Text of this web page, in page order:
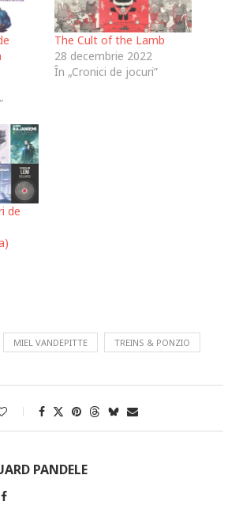
The Cult of the Lamb
28 decembrie 2022
În „Cronici de jocuri”
de
MIEL VANDEPITTE TREINS & PONZIO
PANDELE